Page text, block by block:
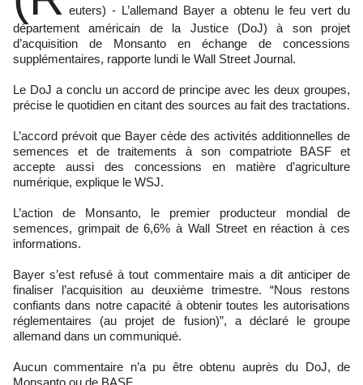
euters) - L’allemand Bayer a obtenu le feu vert du
département américain de la Justice (DoJ) à son projet
d’acquisition de Monsanto en échange de concessions
supplémentaires, rapporte lundi le Wall Street Journal.
Le DoJ a conclu un accord de principe avec les deux groupes,
précise le quotidien en citant des sources au fait des tractations.
L’accord prévoit que Bayer cède des activités additionnelles de
semences et de traitements à son compatriote BASF et
accepte aussi des concessions en matière d’agriculture
numérique, explique le WSJ.
L’action de Monsanto, le premier producteur mondial de
semences, grimpait de 6,6% à Wall Street en réaction à ces
informations.
Bayer s’est refusé à tout commentaire mais a dit anticiper de
finaliser l’acquisition au deuxième trimestre. “Nous restons
confiants dans notre capacité à obtenir toutes les autorisations
réglementaires (au projet de fusion)”, a déclaré le groupe
allemand dans un communiqué.
Aucun commentaire n’a pu être obtenu auprès du DoJ, de
Monsanto ou de BASF.